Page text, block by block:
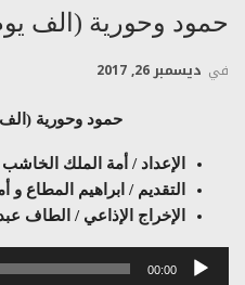
حمود وحورية (الف
في ديسمبر 26, 2017
حمود وحورية
الإعداد / أمة الملك الخاشب
التقديم / ابراهيم المطاع و
الإخراج الإذاعي / الطاف
مشغل
00:00